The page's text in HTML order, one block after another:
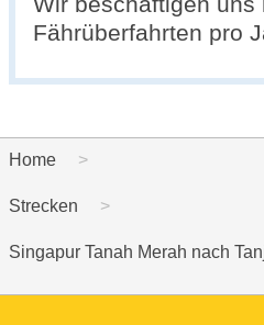
Fährüberfahrten pro
Home
Strecken
Singapur Tanah Merah nach